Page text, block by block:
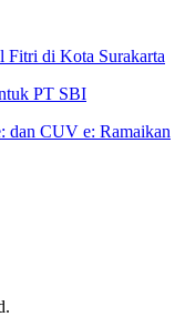
Fitri di Kota Surakarta
PT SBI
CUV e: Ramaikan